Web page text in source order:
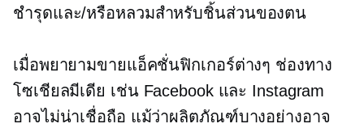
ชำรุดและ/หรือหลวมสำหรับชิ้นส่วนของตน
เมื่อพยายามขายแอ็คชั่นฟิกเกอร์ต่างๆ ช่องทาง
โซเชียลมีเดีย เช่น Facebook และ Instagram
อาจไม่น่าเชื่อถือ แม้ว่าผลิตภัณฑ์บางอย่างอาจ